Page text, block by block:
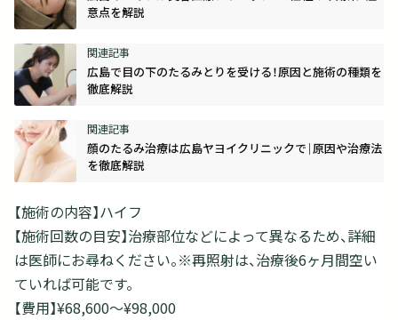
意点を解説
広島で目の下のたるみとりを受ける！原因と施術の種類を
徹底解説
顔のたるみ治療は広島ヤヨイクリニックで｜原因や治療法
を徹底解説
【施術の内容】ハイフ
【施術回数の目安】治療部位などによって異なるため、詳細
は医師にお尋ねください。※再照射は、治療後6ヶ月間空い
ていれば可能です。
【費用】¥68,600〜¥98,000